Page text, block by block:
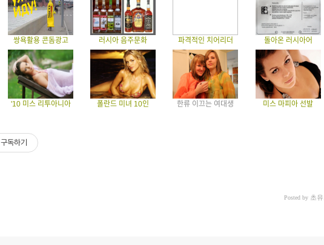
쌍욕활용 콘돔광고 러시아 음주문화 파격적인 치어리더 돌아온 러시아어
'10 미스 리투아니아 폴란드 미녀 10인 한류 이끄는 여대생 미스 마피아 선발
구독하기
Posted by 초